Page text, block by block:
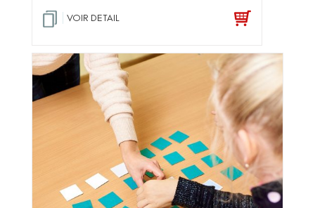
VOIR DETAIL